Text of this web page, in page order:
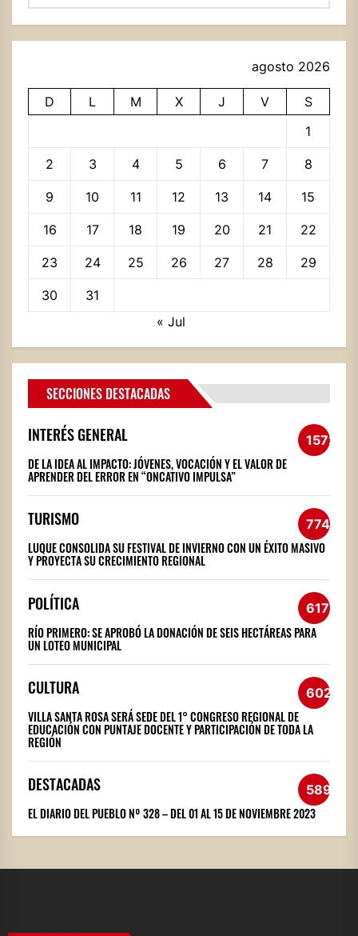
agosto 2026
D L M X J V
S
1
2 3 4 5 6 7 8
9 10 11 12 13 14 15
16 17 18 19 20 21 22
23 24 25 26 27 28 29
30
31
« Jul
SECCIONES DESTACADAS
INTERÉS GENERAL 1572
DE LA IDEA AL IMPACTO: JÓVENES, VOCACIÓN Y EL VALOR DE
APRENDER DEL ERROR EN “ONCATIVO IMPULSA”
TURISMO 774
LUQUE CONSOLIDA SU FESTIVAL DE INVIERNO CON UN ÉXITO MASIVO
Y PROYECTA SU CRECIMIENTO REGIONAL
POLÍTICA 617
RÍO PRIMERO: SE APROBÓ LA DONACIÓN DE SEIS HECTÁREAS PARA
UN LOTEO MUNICIPAL
CULTURA 602
VILLA SANTA ROSA SERÁ SEDE DEL 1° CONGRESO REGIONAL DE
EDUCACIÓN CON PUNTAJE DOCENTE Y PARTICIPACIÓN DE TODA LA
REGIÓN
DESTACADAS 589
EL DIARIO DEL PUEBLO Nº 328 – DEL 01 AL 15 DE NOVIEMBRE 2023